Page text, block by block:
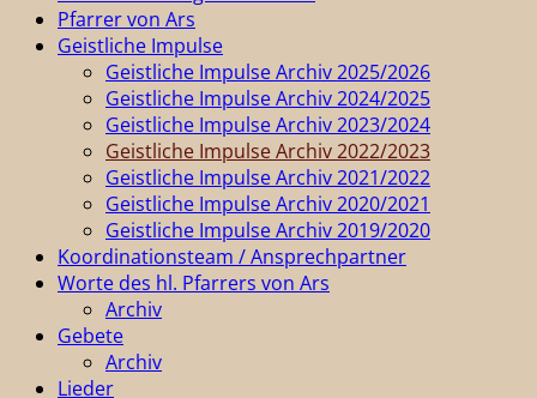
Pfarrer von Ars
Geistliche Impulse
Geistliche Impulse Archiv 2025/2026
Geistliche Impulse Archiv 2024/2025
Geistliche Impulse Archiv 2023/2024
Geistliche Impulse Archiv 2022/2023
Geistliche Impulse Archiv 2021/2022
Geistliche Impulse Archiv 2020/2021
Geistliche Impulse Archiv 2019/2020
Koordinationsteam / Ansprechpartner
Worte des hl. Pfarrers von Ars
Archiv
Gebete
Archiv
Lieder